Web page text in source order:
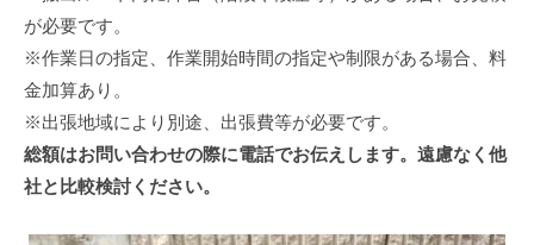
が必要です。
※作業日の指定、作業開始時間の指定や制限がある場合、料
金加算あり。
※出張地域により別途、出張費等が必要です。
総額はお問い合わせの際に電話でお伝えします。遠慮なく他
社と比較検討ください。